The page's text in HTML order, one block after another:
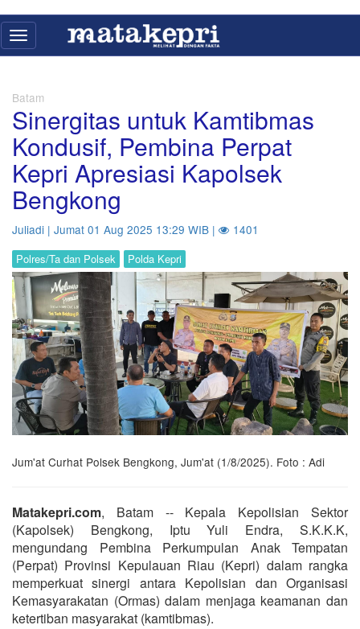
Toggle
navigation
Batam
Sinergitas untuk Kamtibmas
Kondusif, Pembina Perpat
Kepri Apresiasi Kapolsek
Bengkong
Juliadi | Jumat 01 Aug 2025 13:29 WIB | 1401
Polres/Ta dan Polsek Polda Kepri
Jum'at Curhat Polsek Bengkong, Jum'at (1/8/2025). Foto : Adi
Matakepri.com, Batam -- Kepala Kepolisian Sektor
(Kapolsek) Bengkong, Iptu Yuli Endra, S.K.K.K,
mengundang Pembina Perkumpulan Anak Tempatan
(Perpat) Provinsi Kepulauan Riau (Kepri) dalam rangka
memperkuat sinergi antara Kepolisian dan Organisasi
Kemasyarakatan (Ormas) dalam menjaga keamanan dan
ketertiban masyarakat (kamtibmas).